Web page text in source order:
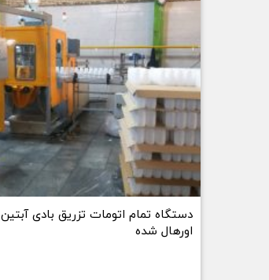
دستگاه تمام اتومات تزریق بادی آبتین
اورهال شده